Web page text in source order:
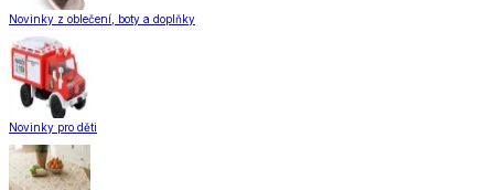
Novinky z oblečení, boty a doplňky
Novinky pro děti